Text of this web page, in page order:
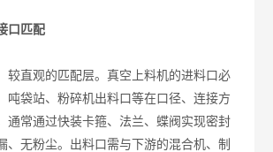
口匹配
直观的匹配层。真空上料机的进料口必
吨袋站、粉碎机出料口等在口径、连接方
通常通过快装卡箍、法兰、蝶阀实现密封
、无粉尘。出料口需与下游的混合机、制